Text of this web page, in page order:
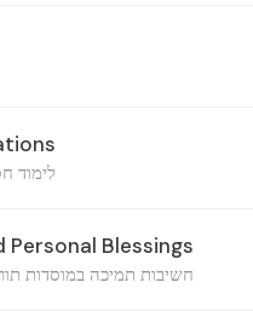
לימוד
Blessings
חשיבות תמיכה במוסדות